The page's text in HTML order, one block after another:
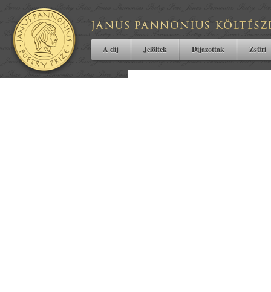
A díj Jelöltek Díjazottak Zsűri